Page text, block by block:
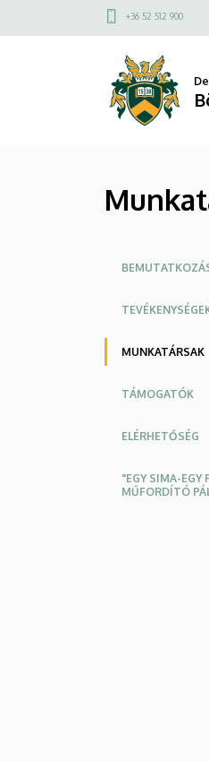
Munkatársak
Művészeti
a
Felső
menü
+36 52 512 900
Oldalmenü
MUNKATÁRSAK
TÁMOGATÓK
ELÉRHETŐSÉG
"EGY SIMA-
MŰFORDÍTÓ